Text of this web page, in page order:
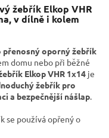
žebřík Elkop VHR
v dílně i kolem
přenosný oporný žebřík
domu nebo při běžné
Elkop VHR 1x14 je
žebřík pro
a bezpečnější nášlap.
se používá opřený o